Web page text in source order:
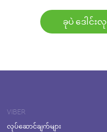
ခုပဲ ဒေါင်
VIBER
လုပ်ဆောင်ချက်များ